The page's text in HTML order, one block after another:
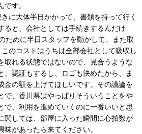
す。
に大体半日かかって、書類を持って行く
ると、会社としては手続きするんだけ
ために半日スタッフを動かして、また取
のコストはうちは全部会社として吸収し
取れる状態ではないので、見合うような
、認証もするし、ロゴも決めたから、ま
金の額を上げてほしいです。その議論を
で、香川県はやっぱりそういうことをや
で、利用を進めていくのに一番いいと思
関しては、部屋に入った瞬間に心拍数が
があったら来てください。